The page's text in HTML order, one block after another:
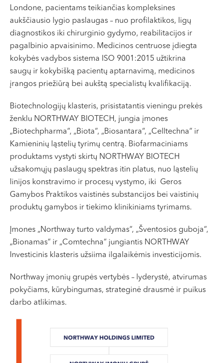
Naujoji Uosto g. 9
Darbo laikas:
I-V 08:00 - 20:00
VI 09:00 - 15:00
VII --
Kretinga
Darbo laikas:
VI, VII --
Londone, pacientams teikiančias kompleksines
aukščiausio lygio paslaugas – nuo profilaktikos, ligų
diagnostikos iki chirurginio gydymo, reabilitacijos ir
pagalbinio apvaisinimo. Medicinos centruose įdiegta
kokybės vadybos sistema ISO 9001:2015 užtikrina
saugų ir kokybišką pacientų aptarnavimą, medicinos
įrangos priežiūrą bei aukštą specialistų kvalifikaciją.
Biotechnologijų klasteris, prisistatantis vieningu prekės
ženklu NORTHWAY BIOTECH, jungia įmones
„Biotechpharma“, „Biota“, „Biosantara“, „Celltechna“ ir
Kamieninių ląstelių tyrimų centrą. Biofarmaciniams
produktams vystyti skirtų NORTHWAY BIOTECH
užsakomųjų paslaugų spektras itin platus, nuo ląstelių
linijos konstravimo ir procesų vystymo, iki Geros
Gamybos Praktikos vaistinės substancijos bei vaistinių
produktų gamybos ir tiekimo klinikiniams tyrimams.
Įmones „Northway turto valdymas“, „Šventosios guboja“,
„Bionamas“ ir „Comtechna“ jungiantis NORTHWAY
Investicinis klasteris užsiima ilgalaikėmis investicijomis.
Northway įmonių grupės vertybės – lyderystė, atvirumas
pokyčiams, kūrybingumas, strateginė drausmė ir puikus
darbo atlikimas.